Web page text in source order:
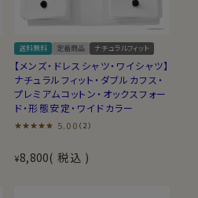
送料無料 定番商品 ナチュラルフィット
【メンズ・ドレスシャツ・ワイシャツ】
ナチュラルフィット・ダブルカフス・
プレミアムコットン・オックスフォー
ド・形態安定・ワイドカラー
5.00 （2）
¥8,800 税込